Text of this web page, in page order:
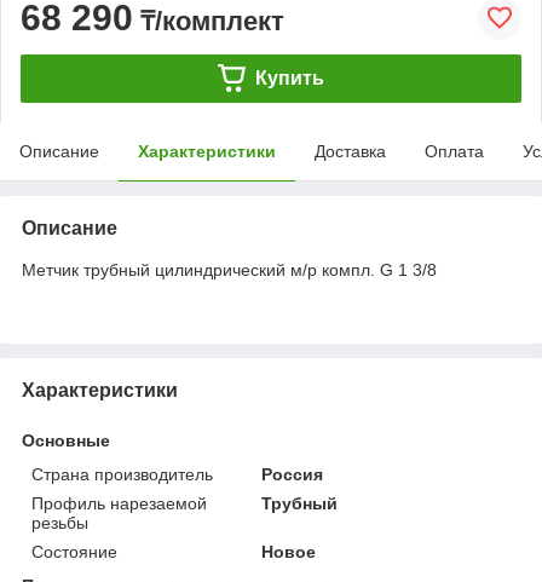
68 290 ₸/комплект
Купить
Описание Характеристики Доставка Оплата
Описание
Метчик трубный цилиндрический м/р компл. G 1 3/8
Характеристики
Основные
Страна производитель
Россия
Профиль нарезаемой
резьбы
Трубный
Состояние
Новое